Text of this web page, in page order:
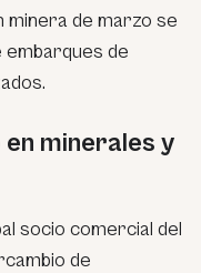
minera de marzo se
de
minerales y
socio comercial del
de